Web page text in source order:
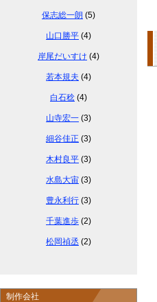
保志総一朗 (5)
山口勝平 (4)
岸尾だいすけ (4)
若本規夫 (4)
白石稔 (4)
山寺宏一 (3)
細谷佳正 (3)
木村良平 (3)
水島大宙 (3)
豊永利行 (3)
千葉進歩 (2)
松岡禎丞 (2)
制作会社